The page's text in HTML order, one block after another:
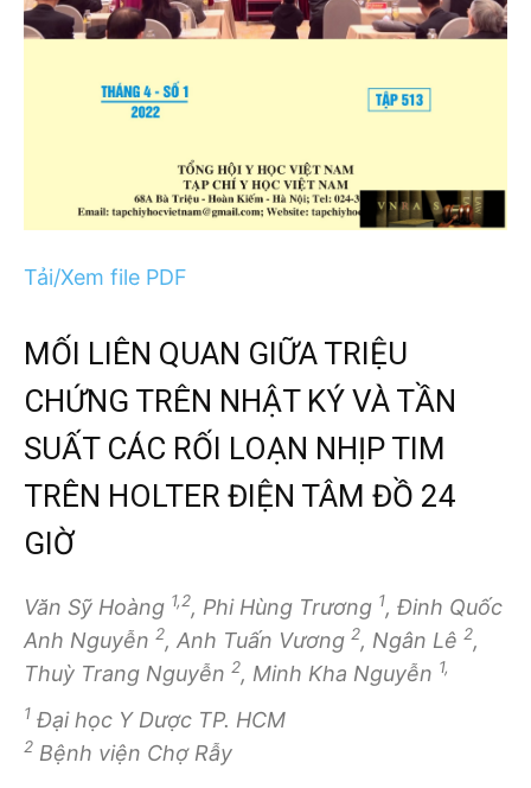
Tải/Xem file PDF
MỐI LIÊN QUAN GIỮA TRIỆU
CHỨNG TRÊN NHẬT KÝ VÀ TẦN
SUẤT CÁC RỐI LOẠN NHỊP TIM
TRÊN HOLTER ĐIỆN TÂM ĐỒ 24
GIỜ
Văn Sỹ Hoàng 1,2, Phi Hùng Trương 1, Đinh Quốc
Anh Nguyễn 2, Anh Tuấn Vương 2, Ngân Lê 2,
Thuỳ Trang Nguyễn 2, Minh Kha Nguyễn 1,
1 Đại học Y Dược TP. HCM
2 Bệnh viện Chợ Rẫy